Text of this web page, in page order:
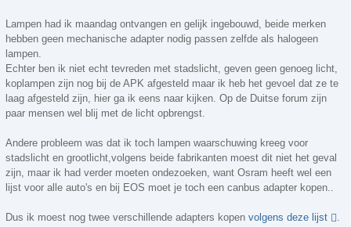
Lampen had ik maandag ontvangen en gelijk ingebouwd, beide merken
hebben geen mechanische adapter nodig passen zelfde als halogeen
lampen.
Echter ben ik niet echt tevreden met stadslicht, geven geen genoeg licht,
koplampen zijn nog bij de APK afgesteld maar ik heb het gevoel dat ze te
laag afgesteld zijn, hier ga ik eens naar kijken. Op de Duitse forum zijn
paar mensen wel blij met de licht opbrengst.
Andere probleem was dat ik toch lampen waarschuwing kreeg voor
stadslicht en grootlicht,volgens beide fabrikanten moest dit niet het geval
zijn, maar ik had verder moeten ondezoeken, want Osram heeft wel een
lijst voor alle auto's en bij EOS moet je toch een canbus adapter kopen..
Dus ik moest nog twee verschillende adapters kopen volgens deze lijst
.